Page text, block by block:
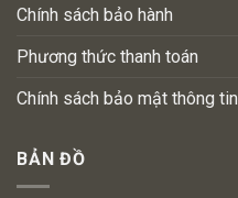
Chính sách bảo hành
Phương thức thanh toán
Chính sách bảo mật thông tin
BẢN ĐỒ